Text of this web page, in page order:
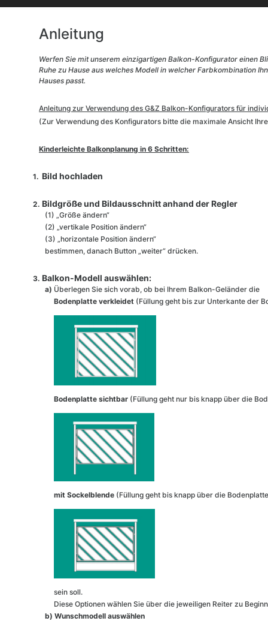
Anleitung
Werfen Sie mit unserem einzigartigen Balkon-Konfigurator einen
Ruhe zu Hause aus welches Modell in welcher Farbkombination
Hauses passt.
Anleitung zur Verwendung des G&Z Balkon-Konfigurators für
(Zur Verwendung des Konfigurators bitte die maximale Ansicht
Kinderleichte Balkonplanung in 6 Schritten:
Bild hochladen
Bildgröße und Bildausschnitt anhand der Regler
(1) „Größe ändern“
(2) „vertikale Position ändern“
(3) „horizontale Position ändern“
bestimmen, danach Button „weiter“ drücken.
Balkon-Modell auswählen:
a) Überlegen Sie sich vorab, ob bei Ihrem Balkon-Geländer die
Bodenplatte verkleidet (Füllung geht bis zur Unterkante der
Bodenplatte sichtbar (Füllung geht nur bis knapp über die
mit Sockelblende (Füllung geht bis knapp über die
sein soll.
Diese Optionen wählen Sie über die jeweiligen Reiter zu
b) Wunschmodell auswählen